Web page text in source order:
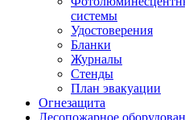
системы
Удостоверения
Бланки
Журналы
Стенды
План эвакуации
Огнезащита